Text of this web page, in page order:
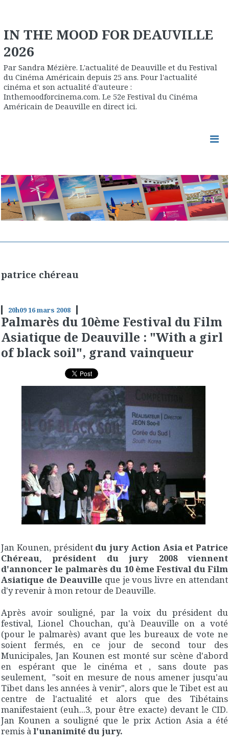
IN THE MOOD FOR DEAUVILLE
2026
Par Sandra Mézière. L'actualité de Deauville et du Festival
du Cinéma Américain depuis 25 ans. Pour l'actualité
cinéma et son actualité d'auteure :
Inthemoodforcinema.com. Le 52e Festival du Cinéma
Américain de Deauville en direct ici.
patrice chéreau
20h0916mars 2008
Palmarès du 10ème Festival du Film
Asiatique de Deauville : "With a girl
of black soil", grand vainqueur
Jan Kounen, président du jury Action Asia et Patrice
Chéreau, président du jury 2008 viennent
d'annoncer le palmarès du 10 ème Festival du Film
Asiatique de Deauville que je vous livre en attendant
d'y revenir à mon retour de Deauville.
Après avoir souligné, par la voix du président du
festival, Lionel Chouchan, qu'à Deauville on a voté
(pour le palmarès) avant que les bureaux de vote ne
soient fermés, en ce jour de second tour des
Municipales, Jan Kounen est monté sur scène d'abord
en espérant que le cinéma et , sans doute pas
seulement, "soit en mesure de nous amener jusqu'au
Tibet dans les années à venir", alors que le Tibet est au
centre de l'actualité et alors que des Tibétains
manifestaient (euh...3, pour être exacte) devant le CID.
Jan Kounen a souligné que le prix Action Asia a été
remis àl'unanimité du jury.